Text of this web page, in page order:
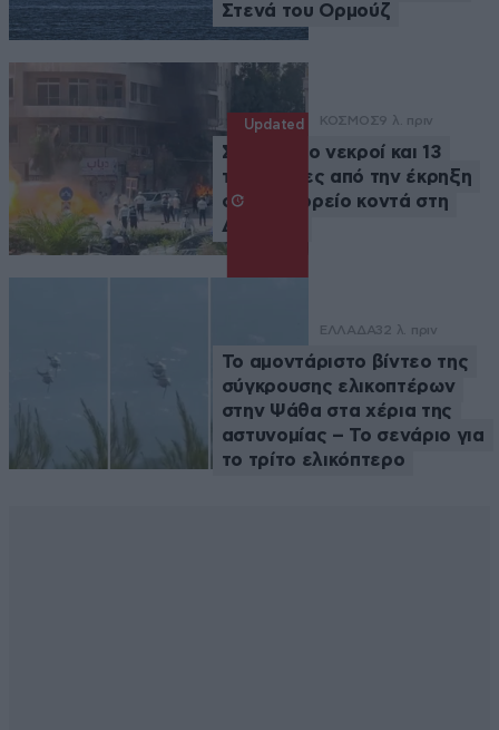
Στενά του Ορμούζ
Updated ΚΟΣΜΟΣ9 λ. πριν
Συρία: Δύο νεκροί και 13
τραυματίες από την έκρηξη
σε λεωφορείο κοντά στη
Δαμασκό
ΕΛΛΑΔΑ32 λ. πριν
Το αμοντάριστο βίντεο της
σύγκρουσης ελικοπτέρων
στην Ψάθα στα χέρια της
αστυνομίας – Το σενάριο για
το τρίτο ελικόπτερο